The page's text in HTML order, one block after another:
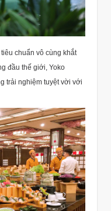
chuẩn vô cùng khắt
đầu thế giới, Yoko
trải nghiệm tuyệt vời với